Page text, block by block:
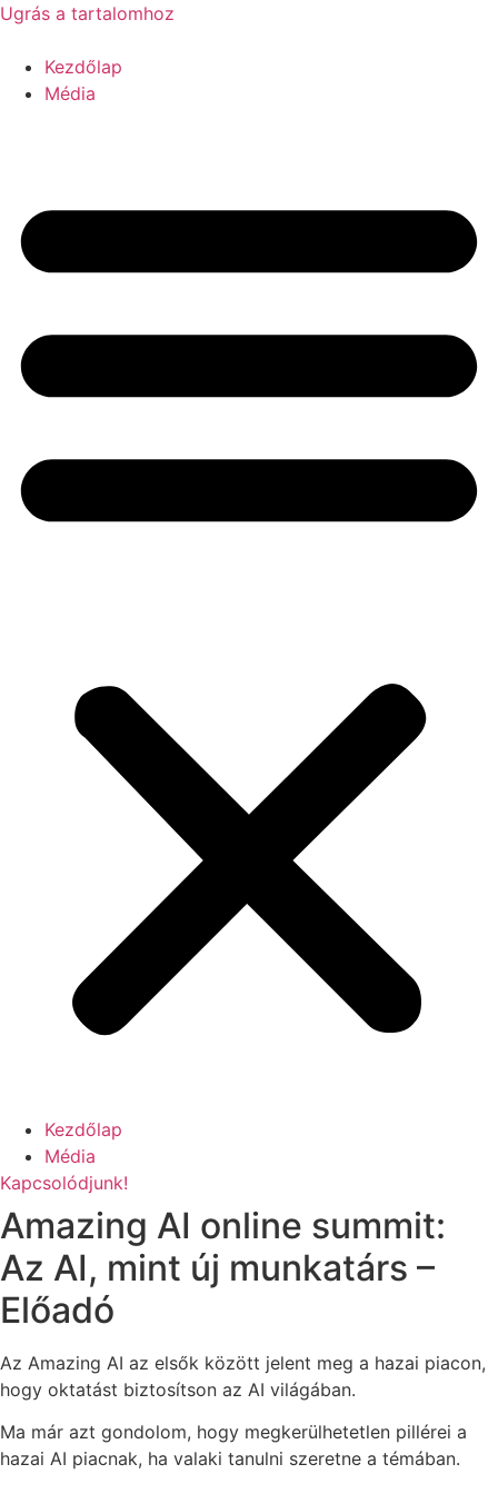
Ugrás a tartalomhoz
Kezdőlap
Média
Kezdőlap
Média
Kapcsolódjunk!
Amazing AI online summit:
Az AI, mint új munkatárs –
Előadó
Az Amazing AI az elsők között jelent meg a hazai piacon,
hogy oktatást biztosítson az AI világában.
Ma már azt gondolom, hogy megkerülhetetlen pillérei a
hazai AI piacnak, ha valaki tanulni szeretne a témában.